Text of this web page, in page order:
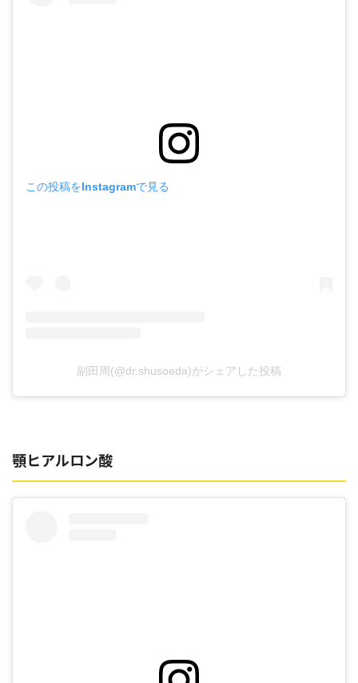
この投稿をInstagramで見る
副田周(@dr.shusoeda)がシェアした投稿
顎ヒアルロン酸